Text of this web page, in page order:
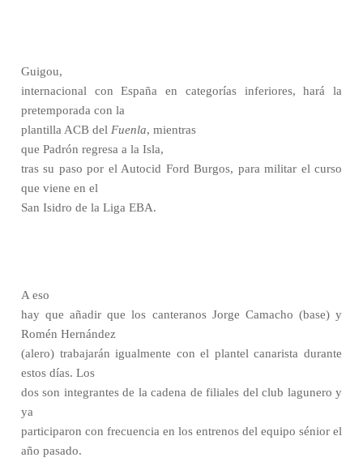
Guigou,
internacional con España en categorías inferiores, hará la
pretemporada con la
plantilla ACB del Fuenla, mientras
que Padrón regresa a la Isla,
tras su paso por el Autocid Ford Burgos, para militar el curso
que viene en el
San Isidro de la Liga EBA.
A eso
hay que añadir que los canteranos Jorge Camacho (base) y
Romén Hernández
(alero) trabajarán igualmente con el plantel canarista durante
estos días. Los
dos son integrantes de la cadena de filiales del club lagunero y
ya
participaron con frecuencia en los entrenos del equipo sénior el
año pasado.